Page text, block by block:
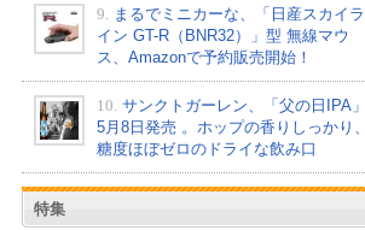
9.
まるでミニカーな、「日産スカイラ
イン GT-R（BNR32）」型 無線マウ
ス、Amazonで予約販売開始！
10. サンクトガーレン、「父の日IPA」
5月8日発売 。ホップの香りしっかり、
糖度ほぼゼロのドライな飲み口
特集